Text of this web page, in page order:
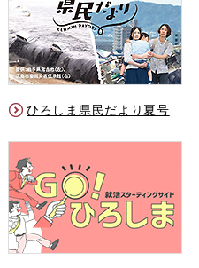
ひろしま県民だより夏号